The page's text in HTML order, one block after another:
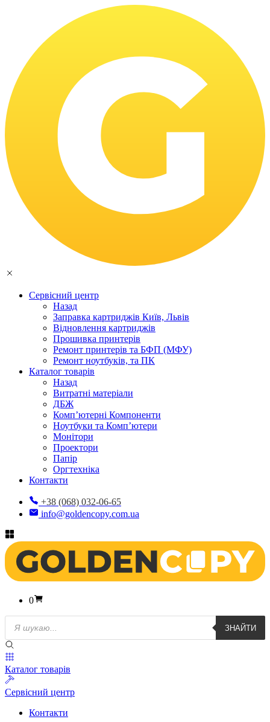
Сервісний центр
Назад
Заправка картриджів Київ, Львів
Відновлення картриджів
Прошивка принтерів
Ремонт принтерів та БФП (МФУ)
Ремонт ноутбуків, та ПК
Каталог товарів
Назад
Витратні матеріали
ДБЖ
Комп’ютерні Компоненти
Ноутбуки та Комп’ютери
Монітори
Проектори
Папір
Оргтехніка
Контакти
+38 (068) 032-06-65
info@goldencopy.com.ua
0
Пошук
товарів
ЗНАЙТИ
Каталог товарів
Сервісний центр
Контакти